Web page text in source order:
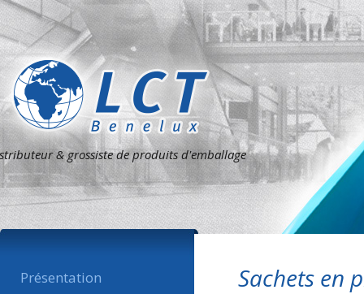
& grossiste de produits d'emballage
Présentation
Sachets en